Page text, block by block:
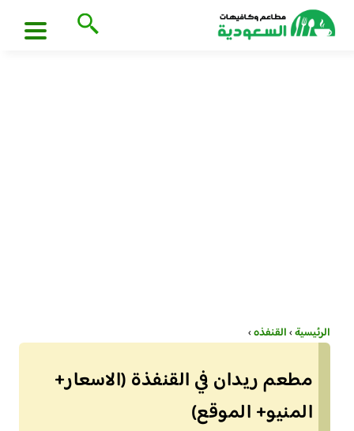
الرئيسية›القنفذه›
مطعم ريدان في القنفذة (الاسعار+
المنيو+ الموقع)